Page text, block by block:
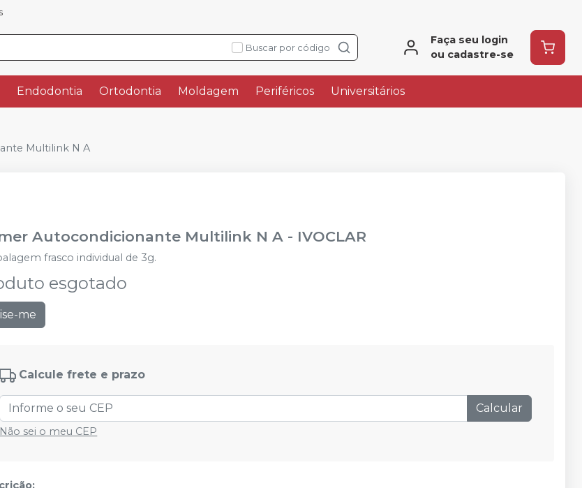
Buscar por código
Faça seu login
ou cadastre-se
Endodontia Ortodontia Moldagem Periféricos Universitários
Multilink N A
Autocondicionante Multilink N A - IVOCLAR
frasco individual de 3g.
esgotado
me
Calcule frete e prazo
Calcular
Não sei o meu CEP